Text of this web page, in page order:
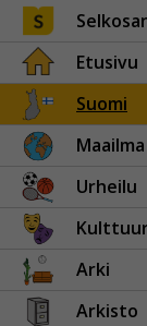
Etusivu
Suomi
Maailma
Urheilu
Arki
Arkisto